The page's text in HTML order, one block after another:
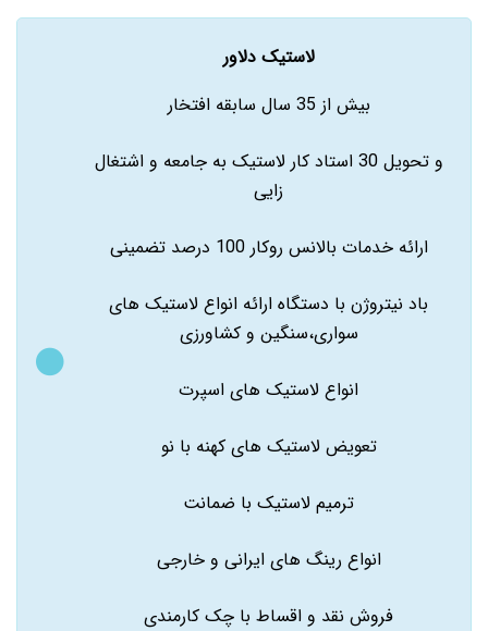
لاستیک دلاور
بیش از 35 سال سابقه افتخار
و تحویل 30 استاد کار لاستیک به جامعه و اشتغال
زایی
ارائه خدمات بالانس روکار 100 درصد تضمینی
باد نیتروژن با دستگاه ارائه انواع لاستیک های
سواری،سنگین و کشاورزی
انواع لاستیک های اسپرت
تعویض لاستیک های کهنه با نو
ترمیم لاستیک با ضمانت
انواع رینگ های ایرانی و خارجی
فروش نقد و اقساط با چک کارمندی